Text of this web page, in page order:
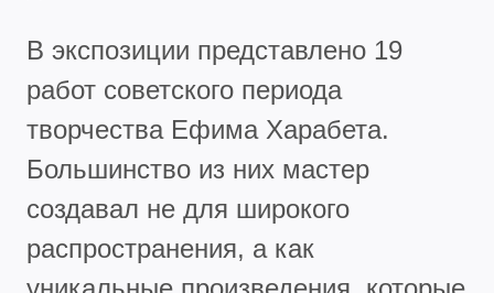
В экспозиции представлено 19
работ советского периода
творчества Ефима Харабета.
Большинство из них мастер
создавал не для широкого
распространения, а как